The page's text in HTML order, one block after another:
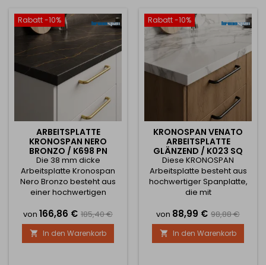
moderne Dekor verleiht
Ihrer Küche oder Ihrem
Arbeitsbereich ein
elegantes und stilvolles...
oder Büroraum ein
elegantes und zeitloses
Aussehen. Die
Arbeitsplatten sind als...
Rabatt -10%
ARBEITSPLATTE
KRONOSPAN NERO
BRONZO / K698 PN
Die 38 mm dicke
Arbeitsplatte Kronospan
Nero Bronzo besteht aus
einer hochwertigen
Laminatbeschichtung, die
eine hohe Funktions-,
Abrieb-, Belastungs- und
Hitzebeständigkeit bei
von Preis
166,86 € Verkaufspreis
185,40 €
 In den Warenkorb
Rabatt -10%
KRONOSPAN VENATO
ARBEITSPLATTE
GLÄNZEND / K023 SQ
Diese KRONOSPAN
Arbeitsplatte besteht aus
hochwertiger Spanplatte,
die mit
Laminat beschichtet ist, was
eine hohe Beständigkeit
gegen Kratzer, Abrieb,
tägliche Beanspruchung
von Preis
88,99 € 98,88 €
 In den Warenkorb